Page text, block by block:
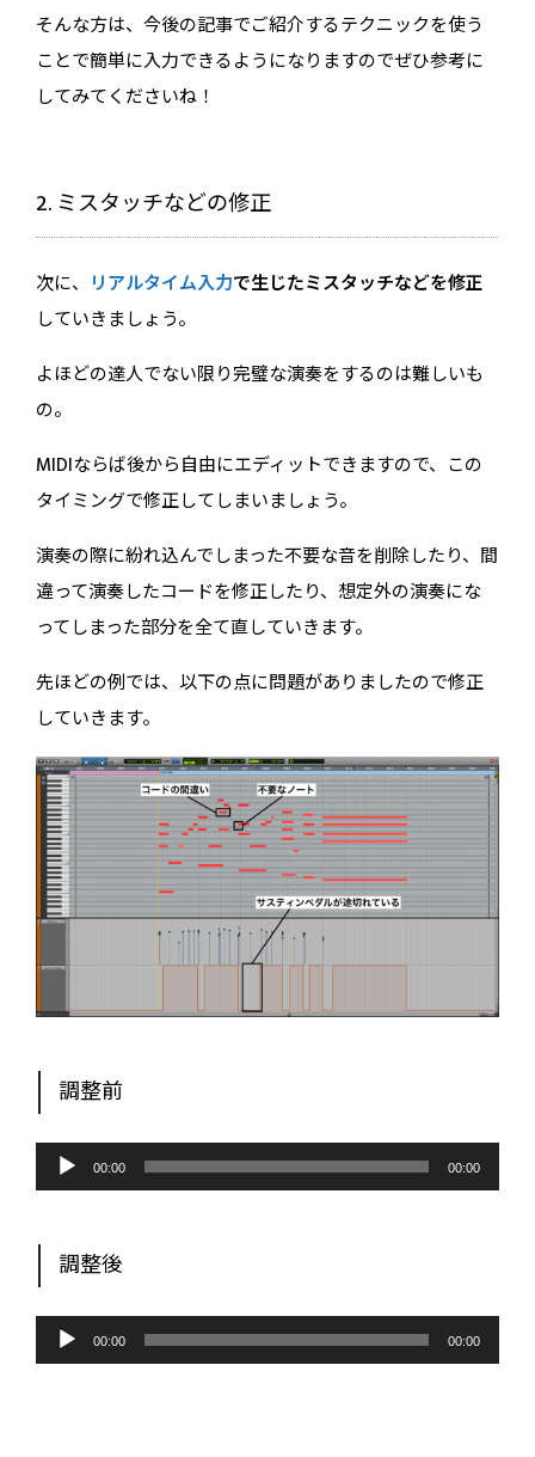
そんな方は、今後の記事でご紹介するテクニックを使う
ことで簡単に入力できるようになりますのでぜひ参考に
してみてくださいね！
2. ミスタッチなどの修正
次に、 リアルタイム入力で生じたミスタッチなどを修正
していきましょう。
よほどの達人でない限り完璧な演奏をするのは難しいも
の。
MIDIならば後から自由にエディットできますので、この
タイミングで修正してしまいましょう。
演奏の際に紛れ込んでしまった不要な音を削除したり、間
違って演奏したコードを修正したり、想定外の演奏にな
ってしまった部分を全て直していきます。
先ほどの例では、以下の点に問題がありましたので修正
していきます。
調整前
音
プ
ヤ
00:00 00:00
調整後
音
プ
00:00 00:00